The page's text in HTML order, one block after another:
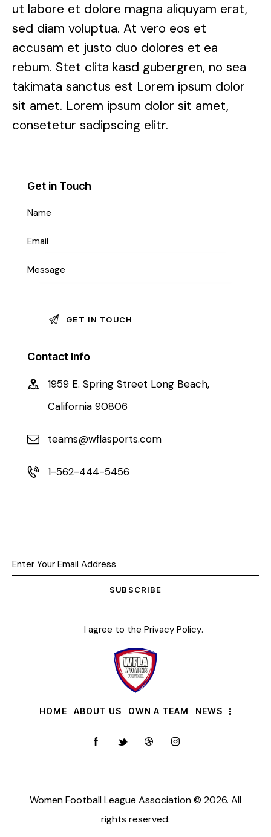
ut labore et dolore magna aliquyam erat,
sed diam voluptua. At vero eos et
accusam et justo duo dolores et ea
rebum. Stet clita kasd gubergren, no sea
takimata sanctus est Lorem ipsum dolor
sit amet. Lorem ipsum dolor sit amet,
consetetur sadipscing elitr.
Get in Touch
Contact Info
1959 E. Spring Street Long Beach,
California 90806
teams@wflasports.com
1-562-444-5456
SUBSCRIBE
I agree to the Privacy Policy.
HOME ABOUT US OWN A TEAM NEWS
Women Football League Association © 2026. All
rights reserved.